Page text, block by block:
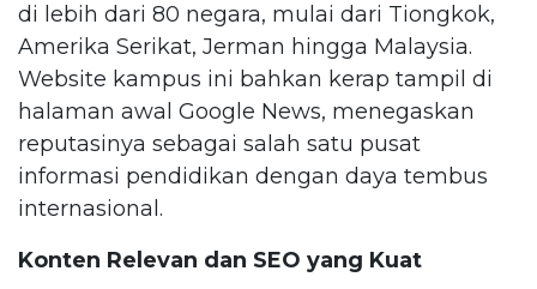
di lebih dari 80 negara, mulai dari Tiongkok,
Amerika Serikat, Jerman hingga Malaysia.
Website kampus ini bahkan kerap tampil di
halaman awal Google News, menegaskan
reputasinya sebagai salah satu pusat
informasi pendidikan dengan daya tembus
internasional.
Konten Relevan dan SEO yang Kuat